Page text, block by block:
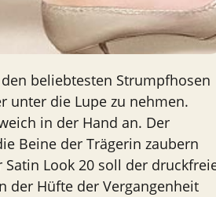
beliebtesten Strumpfhosen
unter die Lupe zu nehmen.
in der Hand an. Der
Beine der Trägerin zaubern
Look 20 soll der
der Hüfte der Vergangenheit